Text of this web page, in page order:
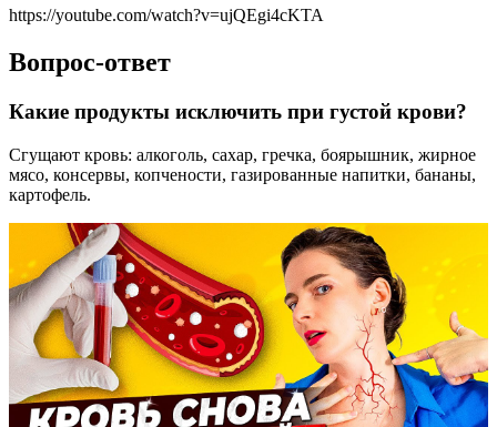
https://youtube.com/watch?v=ujQEgi4cKTA
Вопрос-ответ
Какие продукты исключить при густой крови?
Сгущают кровь: алкоголь, сахар, гречка, боярышник, жирное
мясо, консервы, копчености, газированные напитки, бананы,
картофель.